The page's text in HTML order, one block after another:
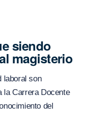
siendo
magisterio
laboral son
la Carrera Docente
del